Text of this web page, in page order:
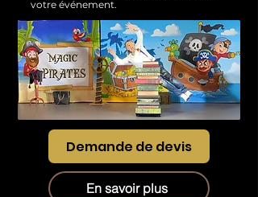
votre événement.
Demande de devis
En savoir plus